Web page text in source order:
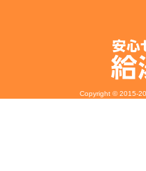
Copyright © 2015-